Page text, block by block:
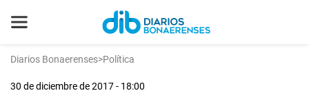
Diarios Bonaerenses>Política
30 de diciembre de 2017 - 18:00